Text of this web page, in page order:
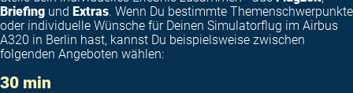
Briefing und Extras. Wenn Du bestimmte Themenschwerpunkte
oder individuelle Wünsche für Deinen Simulatorflug im Airbus
A320 in Berlin hast, kannst Du beispielsweise zwischen
folgenden Angeboten wählen:
30 min